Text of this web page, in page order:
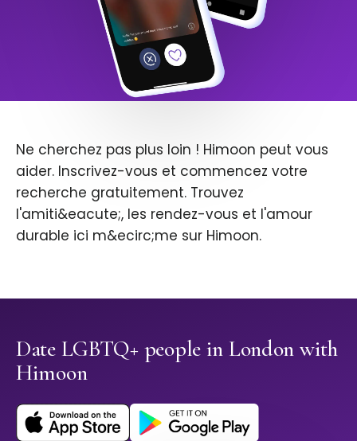
Ne cherchez pas plus loin ! Himoon peut vous
aider. Inscrivez-vous et commencez votre
recherche gratuitement. Trouvez
l'amiti&eacute;, les rendez-vous et l'amour
durable ici m&ecirc;me sur Himoon.
Date LGBTQ+ people in London with
Himoon